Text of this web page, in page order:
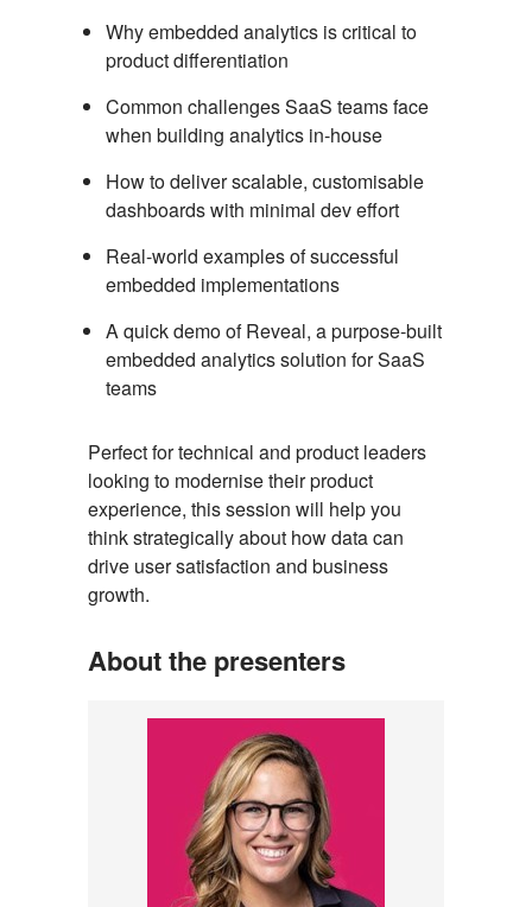
Why embedded analytics is critical to
product differentiation
Common challenges SaaS teams face
when building analytics in-house
How to deliver scalable, customisable
dashboards with minimal dev effort
Real-world examples of successful
embedded implementations
A quick demo of Reveal, a purpose-built
embedded analytics solution for SaaS
teams
Perfect for technical and product leaders
looking to modernise their product
experience, this session will help you
think strategically about how data can
drive user satisfaction and business
growth.
About the presenters